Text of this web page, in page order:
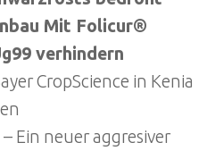
Mit Folicur®
verhindern
CropScience in Kenia
Ein neuer aggresiver